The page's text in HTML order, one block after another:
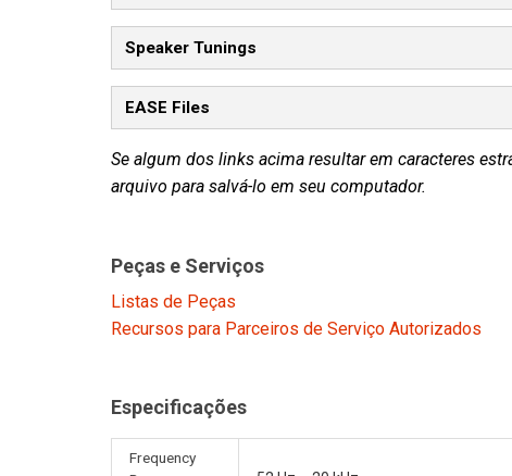
Speaker Tunings
EASE Files
Se algum dos links acima resultar em caracteres
arquivo para salvá-lo em seu computador.
Peças e Serviços
Listas de Peças
Recursos para Parceiros de Serviço Autorizados
Especificações
Frequency